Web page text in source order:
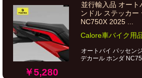
￥5,280
並行輸入品 オー
ンドル ステッカー
NC750X 2025 ...
Calore車バイク用
オートバイ パッセン
デカール ホンダ